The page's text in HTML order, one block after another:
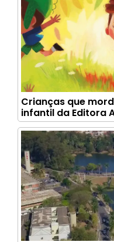
Crianças que
infantil da Editora